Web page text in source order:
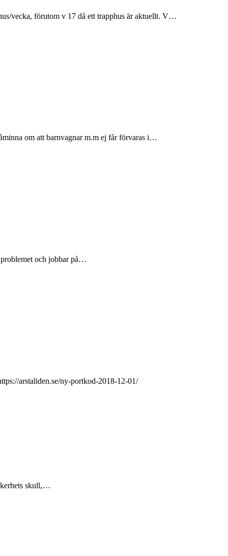
vecka, förutom v 17 då ett trapphus är aktuellt. V…
om att barnvagnar m.m ej får förvaras i…
problemet och jobbar på…
arstaliden.se/ny-portkod-2018-12-01/
skull,…